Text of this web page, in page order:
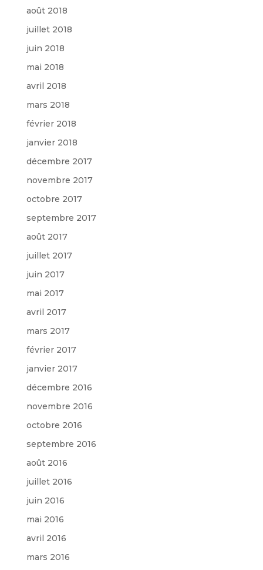
août 2018
juillet 2018
juin 2018
mai 2018
avril 2018
mars 2018
février 2018
janvier 2018
décembre 2017
novembre 2017
octobre 2017
septembre 2017
août 2017
juillet 2017
juin 2017
mai 2017
avril 2017
mars 2017
février 2017
janvier 2017
décembre 2016
novembre 2016
octobre 2016
septembre 2016
août 2016
juillet 2016
juin 2016
mai 2016
avril 2016
mars 2016